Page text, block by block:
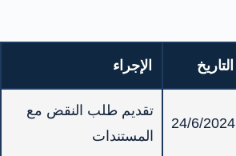
التاريخ الإجراء
24/6/2024
تقديم طلب النقض مع
المستندات